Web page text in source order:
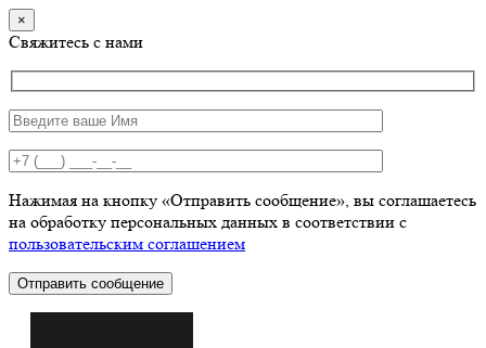
×
Свяжитесь с нами
Нажимая на кнопку «Отправить сообщение», вы соглашаетесь
на обработку персональных данных в соответствии с
пользовательским соглашением
Отправить сообщение